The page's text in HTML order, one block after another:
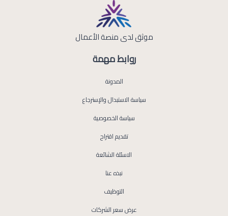
روابط مهمة
المدونة
سياسة الاستبدال والإسترجاع
سياسة الخصوصية
تقديم اقتراح
الاسئلة الشائعة
نبذه عنا
التوظيف
عرض سعر الشركات
موثق لدى منصة الأعمال